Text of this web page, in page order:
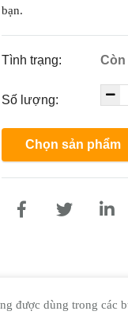
bạn.
Tình trạng: Còn
Số lượng:
Chọn sản phẩm
được dùng trong các